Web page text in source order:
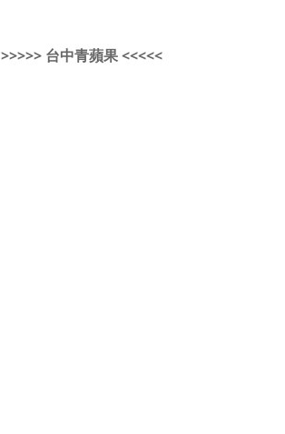
>>>>> 台中青蘋果 <<<<<